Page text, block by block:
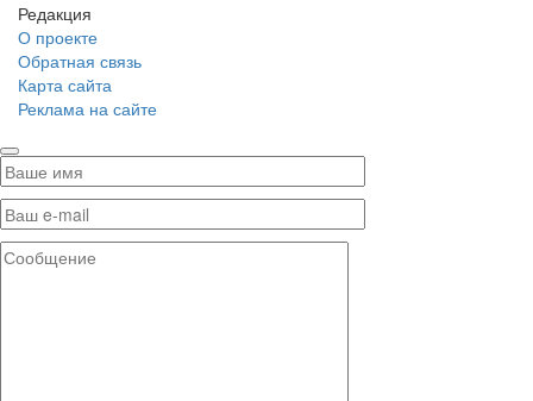
Редакция
О проекте
Обратная связь
Карта сайта
Реклама на сайте